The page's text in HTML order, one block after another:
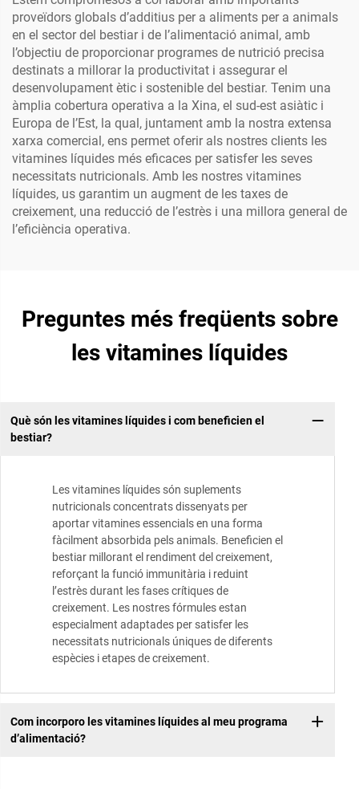
proveïdors globals d’additius per a aliments per a animals
en el sector del bestiar i de l’alimentació animal, amb
l’objectiu de proporcionar programes de nutrició precisa
destinats a millorar la productivitat i assegurar el
desenvolupament ètic i sostenible del bestiar. Tenim una
àmplia cobertura operativa a la Xina, el sud-est asiàtic i
Europa de l’Est, la qual, juntament amb la nostra extensa
xarxa comercial, ens permet oferir als nostres clients les
vitamines líquides més eficaces per satisfer les seves
necessitats nutricionals. Amb les nostres vitamines
líquides, us garantim un augment de les taxes de
creixement, una reducció de l’estrès i una millora general de
l’eficiència operativa.
Preguntes més freqüents sobre
les vitamines líquides
Què són les vitamines líquides i com beneficien el
bestiar?
Les vitamines líquides són suplements
nutricionals concentrats dissenyats per
aportar vitamines essencials en una forma
fàcilment absorbida pels animals. Beneficien el
bestiar millorant el rendiment del creixement,
reforçant la funció immunitària i reduint
l’estrès durant les fases crítiques de
creixement. Les nostres fórmules estan
especialment adaptades per satisfer les
necessitats nutricionals úniques de diferents
espècies i etapes de creixement.
Com incorporo les vitamines líquides al meu programa
d’alimentació?